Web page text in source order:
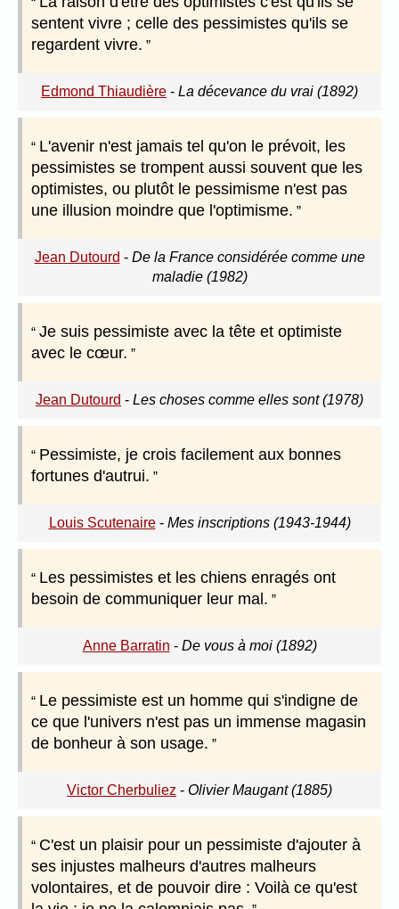
sentent vivre ; celle des pessimistes qu'ils se
regardent vivre.
Edmond Thiaudière - La décevance du vrai (1892)
L'avenir n'est jamais tel qu'on le prévoit, les
pessimistes se trompent aussi souvent que les
optimistes, ou plutôt le pessimisme n'est pas
une illusion moindre que l'optimisme.
Jean Dutourd - De la France considérée comme une
maladie (1982)
Je suis pessimiste avec la tête et optimiste
avec le cœur.
Jean Dutourd - Les choses comme elles sont (1978)
Pessimiste, je crois facilement aux bonnes
fortunes d'autrui.
Louis Scutenaire- Mes inscriptions (1943-1944)
Les pessimistes et les chiens enragés ont
besoin de communiquer leur mal.
Anne Barratin - De vous à moi (1892)
Le pessimiste est un homme qui s'indigne de
ce que l'univers n'est pas un immense magasin
de bonheur à son usage.
Victor Cherbuliez - Olivier Maugant (1885)
C'est un plaisir pour un pessimiste d'ajouter à
ses injustes malheurs d'autres malheurs
volontaires, et de pouvoir dire : Voilà ce qu'est